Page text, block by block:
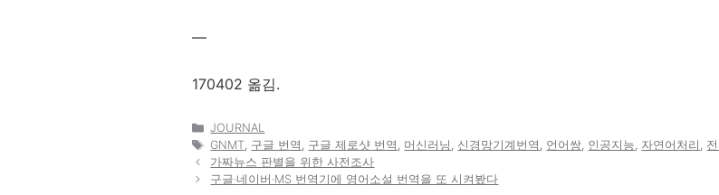
—
170402 옮김.
카
테
고
리
JOURNAL
태
그
GNMT, 구글 번역 , 구글 제로샷 번역 , 머신러닝 , 신경망기계번역 , 언어쌍, 인공지능, 자연어처리 ,
가짜뉴스 판별을 위한 사전조사
구글·네이버·MS 번역기에 영어소설 번역을 또 시켜봤다